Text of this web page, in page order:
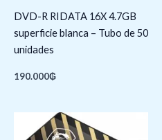
DVD-R RIDATA 16X 4.7GB
superficie blanca – Tubo de 50
unidades
190.000₲